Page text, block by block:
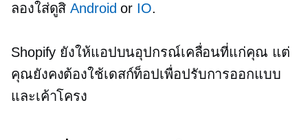
ลองใส่ดูสิAndroid or IO.
Shopify ยังให้แอปบนอุปกรณ์เคลื่อนที่แก่คุณ แต่
คุณยังคงต้องใช้เดสก์ท็อปเพื่อปรับการออกแบบ
และเค้าโครง